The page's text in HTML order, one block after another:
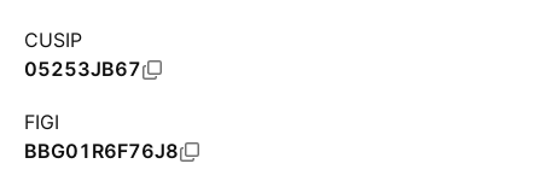
CUSIP
05253JB67
FIGI
BBG01R6F76J8